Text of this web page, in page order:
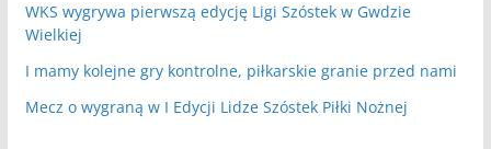
WKS wygrywa pierwszą edycję Ligi Szóstek w Gwdzie
Wielkiej
I mamy kolejne gry kontrolne, piłkarskie granie przed nami
Mecz o wygraną w I Edycji Lidze Szóstek Piłki Nożnej